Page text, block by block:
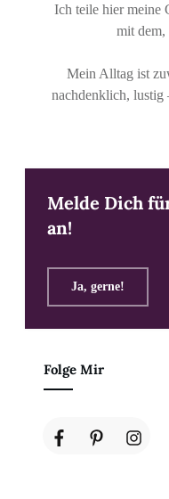
Ich teile hier meine
mit dem,
Mein Alltag ist
nachdenklich, lustig
Melde Dich
an!
Ja, gerne!
Folge Mir